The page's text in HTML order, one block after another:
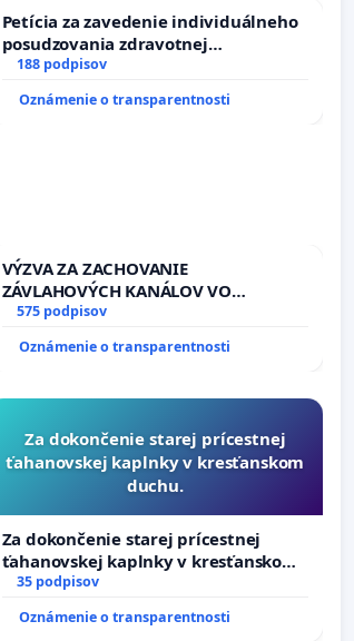
Petícia za zavedenie individuálneho
posudzovania zdravotnej
spôsobilosti osôb s diabetom 1. a 2.
zboru SR
188 podpisov
Oznámenie o transparentnosti
VÝZVA ZA ZACHOVANIE
ZÁVLAHOVÝCH KANÁLOV VO
VÝLUČNOM VLASTNÍCTVE A POD
& žiadosť na riešenie zanedbaného
kanálov na Slovensku
575 podpisov
Oznámenie o transparentnosti
Za dokončenie starej prícestnej
ťahanovskej kaplnky v kresťanskom
duchu.
Za dokončenie starej prícestnej
ťahanovskej kaplnky v kresťanskom
duchu.
35 podpisov
Oznámenie o transparentnosti